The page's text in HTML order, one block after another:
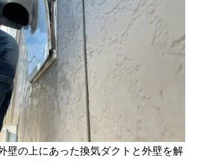
壁の上にあった換気ダクトと外壁を解